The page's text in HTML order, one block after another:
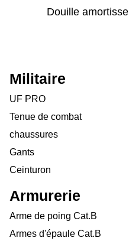
Douille
Militaire
UF PRO
Tenue de combat
chaussures
Gants
Ceinturon
Armurerie
Arme de poing Cat.B
Armes d'épaule Cat.B